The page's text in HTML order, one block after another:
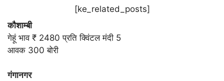
[ke_related_posts]
कौशाम्बी
गेहूं भाव ₹ 2480 प्रति क्विंटल मंदी 5
आवक 300 बोरी
गंगानगर